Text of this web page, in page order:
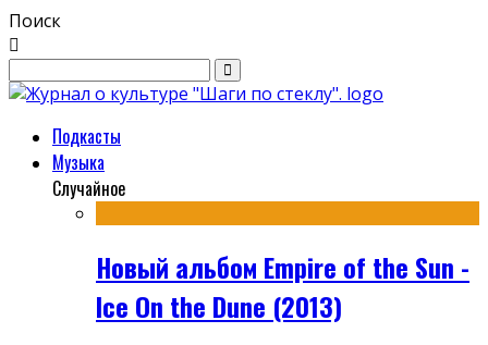
Поиск
Подкасты
Музыка
Случайное
Новый альбом Empire of the Sun -
Ice On the Dune (2013)